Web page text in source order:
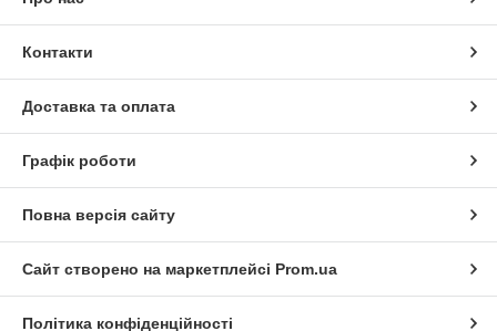
Контакти
Доставка та оплата
Графік роботи
Повна версія сайту
Сайт створено на маркетплейсі Prom.ua
Політика конфіденційності